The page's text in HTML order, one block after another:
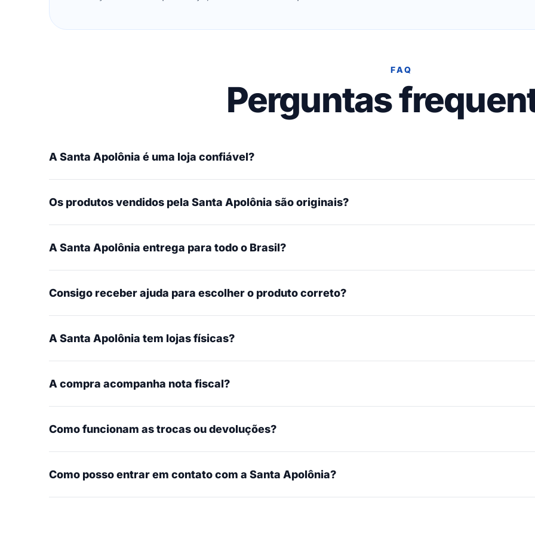
FAQ
Perguntas
A Santa Apolônia é uma loja confiável?
Os produtos vendidos pela Santa Apolônia são originais?
A Santa Apolônia entrega para todo o Brasil?
Consigo receber ajuda para escolher o produto correto?
A Santa Apolônia tem lojas físicas?
A compra acompanha nota fiscal?
Como funcionam as trocas ou devoluções?
Como posso entrar em contato com a Santa Apolônia?